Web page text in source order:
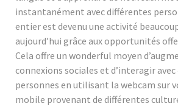
instantanément avec différentes
entier est devenu une activité
aujourd’hui grâce aux opportunités
Cela offre un wonderful moyen
connexions sociales et d’interagir avec
personnes en utilisant la webcam sur
mobile provenant de différentes